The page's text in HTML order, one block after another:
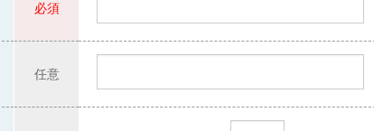
必須
任意